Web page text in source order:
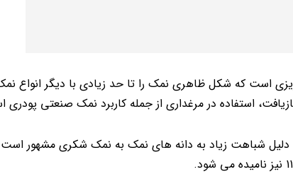
است که شکل ظاهری نمک را تا حد زیادی با دیگر انواع
استفاده در مرغداری از جمله کاربرد نمک صنعتی
نمک به دلیل شباهت زیاد به دانه های نمک به نمک شکری مشهور